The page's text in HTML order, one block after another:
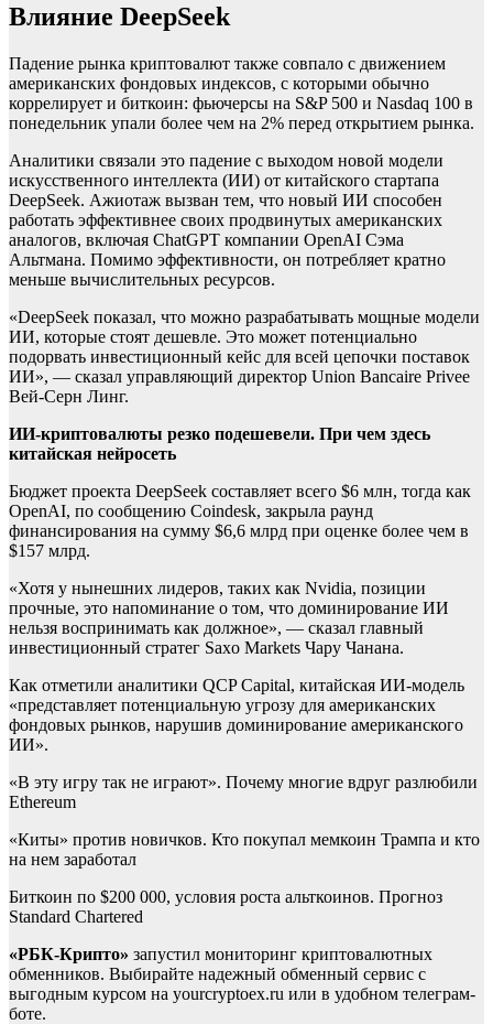
Влияние DeepSeek
Падение рынка криптовалют также совпало с движением
американских фондовых индексов, с которыми обычно
коррелирует и биткоин: фьючерсы на S&P 500 и Nasdaq 100 в
понедельник упали более чем на 2% перед открытием рынка.
Аналитики связали это падение с выходом новой модели
искусственного интеллекта (ИИ) от китайского стартапа
DeepSeek. Ажиотаж вызван тем, что новый ИИ способен
работать эффективнее своих продвинутых американских
аналогов, включая ChatGPT компании OpenAI Сэма
Альтмана. Помимо эффективности, он потребляет кратно
меньше вычислительных ресурсов.
«DeepSeek показал, что можно разрабатывать мощные модели
ИИ, которые стоят дешевле. Это может потенциально
подорвать инвестиционный кейс для всей цепочки поставок
ИИ», — сказал управляющий директор Union Bancaire Privee
Вей-Серн Линг.
ИИ-криптовалюты резко подешевели. При чем здесь
китайская нейросеть
Бюджет проекта DeepSeek составляет всего $6 млн, тогда как
OpenAI, по сообщению Coindesk, закрыла раунд
финансирования на сумму $6,6 млрд при оценке более чем в
$157 млрд.
«Хотя у нынешних лидеров, таких как Nvidia, позиции
прочные, это напоминание о том, что доминирование ИИ
нельзя воспринимать как должное», — сказал главный
инвестиционный стратег Saxo Markets Чару Чанана.
Как отметили аналитики QCP Capital, китайская ИИ-модель
«представляет потенциальную угрозу для американских
фондовых рынков, нарушив доминирование американского
ИИ».
«В эту игру так не играют». Почему многие вдруг разлюбили
Ethereum
«Киты» против новичков. Кто покупал мемкоин Трампа и кто
на нем заработал
Биткоин по $200 000, условия роста альткоинов. Прогноз
Standard Chartered
«РБК-Крипто» запустил мониторинг криптовалютных
обменников. Выбирайте надежный обменный сервис с
выгодным курсом на yourcryptoex.ru или в удобном телеграм-
боте.